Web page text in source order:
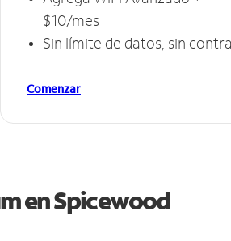
$10/mes
Sin límite de datos, sin
Comenzar
enSpicewood